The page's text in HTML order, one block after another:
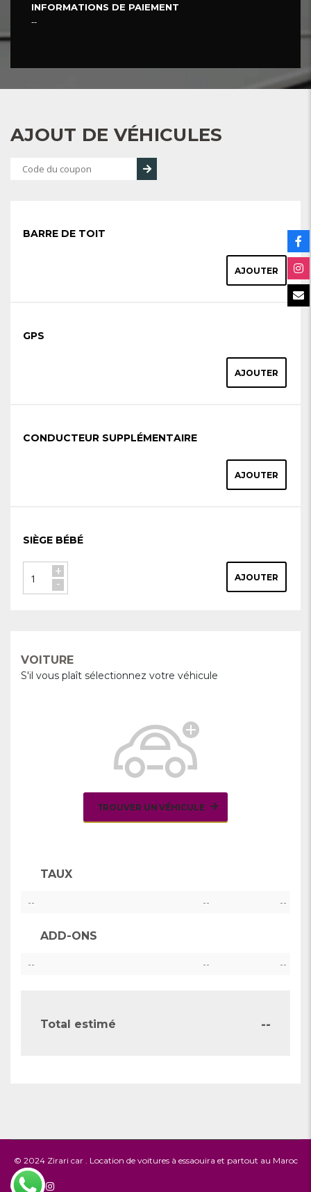
INFORMATIONS DE PAIEMENT
--
AJOUT DE VÉHICULES
BARRE DE TOIT
AJOUTER
GPS
AJOUTER
CONDUCTEUR SUPPLÉMENTAIRE
AJOUTER
SIÈGE BÉBÉ
+
- AJOUTER
VOITURE
S'il vous plaît sélectionnez votre véhicule
TROUVER UN VÉHICULE
TAUX
-- -- --
ADD-ONS
-- -- --
Total estimé --
© 2024 Zirari car. Location de voitures à essaouira et partout au Maroc